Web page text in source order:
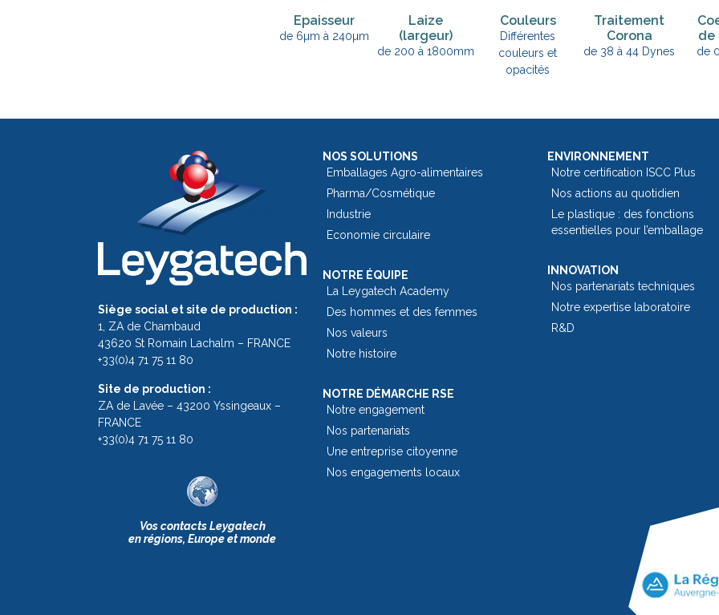
Epaisseur
de 6µm à 240µm
Laize
(largeur)
de 200 à 1800mm
Couleurs
Différentes
couleurs et
opacités
Traitement
Corona
de 38 à 44 Dynes
de
de
Siège social et site de production :
1, ZA de Chambaud
43620 St Romain Lachalm – FRANCE
+33(0)4 71 75 11 80
Site de production :
ZA de Lavée – 43200 Yssingeaux –
FRANCE
+33(0)4 71 75 11 80
Vos contacts Leygatech
en régions, Europe et monde
NOS SOLUTIONS
Emballages Agro-alimentaires
Pharma/Cosmétique
Industrie
Economie circulaire
NOTRE ÉQUIPE
La Leygatech Academy
Des hommes et des femmes
Nos valeurs
Notre histoire
NOTRE DÉMARCHE RSE
Notre engagement
Nos partenariats
Une entreprise citoyenne
Nos engagements locaux
ENVIRONNEMENT
Notre certification ISCC Plus
Nos actions au quotidien
Le plastique : des fonctions
essentielles pour l’emballage​
INNOVATION
Nos partenariats techniques
Notre expertise laboratoire
R&D